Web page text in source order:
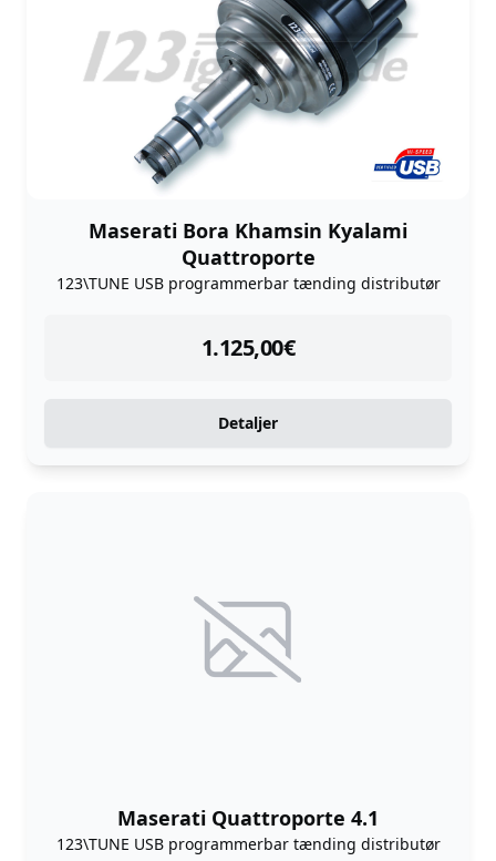
Maserati Bora Khamsin Kyalami
Quattroporte
123\TUNE USB programmerbar tænding distributør
1.125,00€
instock
Detaljer
Maserati Quattroporte 4.1
123\TUNE USB programmerbar tænding distributør